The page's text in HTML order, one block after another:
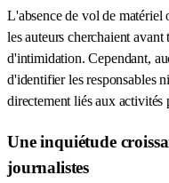
L'absence de vol de matériel
les auteurs cherchaient
d'intimidation. Cependant,
d'identifier les responsables
directement liés aux activités
Une inquiétude
journalistes